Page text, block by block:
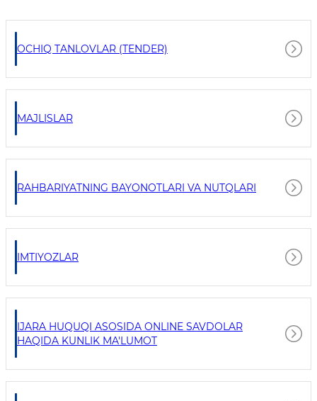
OCHIQ TANLOVLAR (TENDER)
MAJLISLAR
RAHBARIYATNING BAYONOTLARI VA NUTQLARI
IMTIYOZLAR
IJARA HUQUQI ASOSIDA ONLINE SAVDOLAR
HAQIDA KUNLIK MA'LUMOT